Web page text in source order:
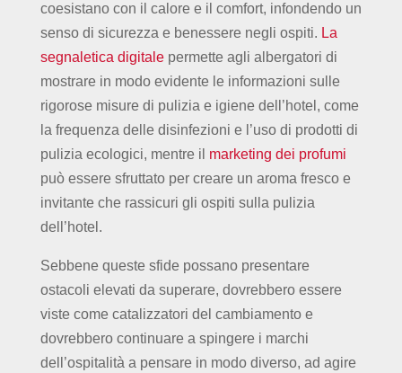
coesistano con il calore e il comfort, infondendo un
senso di sicurezza e benessere negli ospiti. La
segnaletica digitalepermette agli albergatori di
mostrare in modo evidente le informazioni sulle
rigorose misure di pulizia e igiene dell’hotel, come
la frequenza delle disinfezioni e l’uso di prodotti di
pulizia ecologici, mentre il marketing dei profumi
può essere sfruttato per creare un aroma fresco e
invitante che rassicuri gli ospiti sulla pulizia
dell’hotel.
Sebbene queste sfide possano presentare
ostacoli elevati da superare, dovrebbero essere
viste come catalizzatori del cambiamento e
dovrebbero continuare a spingere i marchi
dell’ospitalità a pensare in modo diverso, ad agire